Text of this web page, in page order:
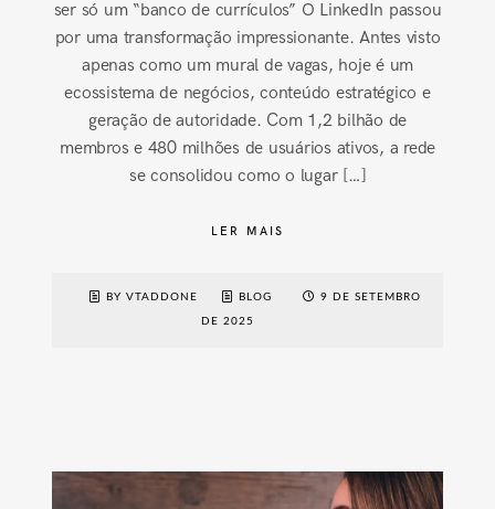
ser só um “banco de currículos” O LinkedIn passou
por uma transformação impressionante. Antes visto
apenas como um mural de vagas, hoje é um
ecossistema de negócios, conteúdo estratégico e
geração de autoridade. Com 1,2 bilhão de
membros e 480 milhões de usuários ativos, a rede
se consolidou como o lugar […]
LER MAIS
BY VTADDONE BLOG 9 DE SETEMBRO
DE 2025